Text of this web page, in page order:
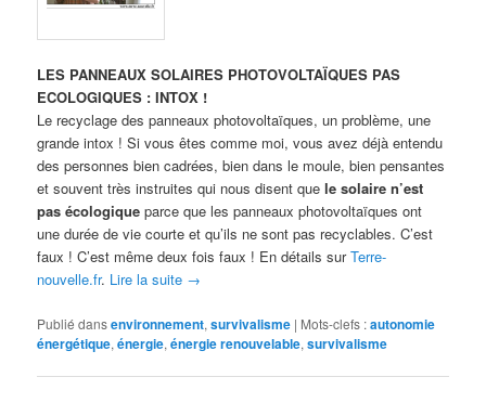
LES PANNEAUX SOLAIRES PHOTOVOLTAÏQUES PAS
ECOLOGIQUES : INTOX !
Le recyclage des panneaux photovoltaïques, un problème, une
grande intox ! Si vous êtes comme moi, vous avez déjà entendu
des personnes bien cadrées, bien dans le moule, bien pensantes
et souvent très instruites qui nous disent quele solaire n’est
pas écologique parce que les panneaux photovoltaïques ont
une durée de vie courte et qu’ils ne sont pas recyclables. C’est
faux ! C’est même deux fois faux ! En détails surTerre-
nouvelle.fr. Lire la suite →
Publié dansenvironnement,survivalisme | Mots-clefs :autonomie
énergétique,énergie,énergie renouvelable,survivalisme